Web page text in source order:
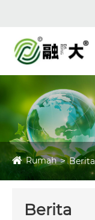
Rumah Berita
Berita